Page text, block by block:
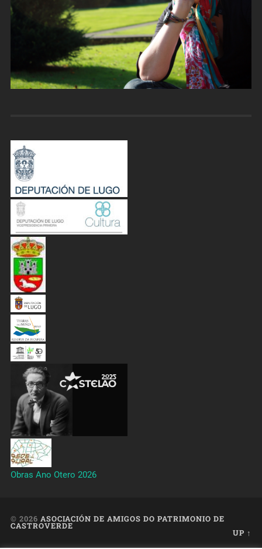
Obras Ano Otero 2026
© 2026 ASOCIACIÓN DE AMIGOS DO PATRIMONIO DE
CASTROVERDE
UP ↑